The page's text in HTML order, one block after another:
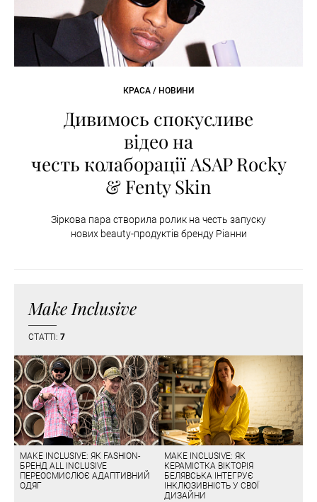
КРАСА / НОВИНИ
Дивимось спокусливе
відео на
честь колаборації ASAP Rocky
& Fenty Skin
Зіркова пара створила ролик на честь запуску
нових beauty-продуктів бренду Ріанни
Make Inclusive
СТАТТІ: 7
MAKE INCLUSIVE: ЯК FASHION-
БРЕНД ALL INCLUSIVE
ПЕРЕОСМИСЛЮЄ АДАПТИВНИЙ
ОДЯГ
MAKE INCLUSIVE: ЯК
КЕРАМІСТКА ВІКТОРІЯ
БЕЛЯВСЬКА ІНТЕГРУЄ
ІНКЛЮЗИВНІСТЬ У СВОЇ
ДИЗАЙНИ